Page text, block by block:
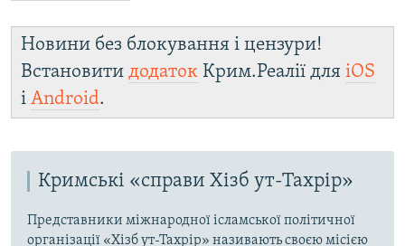
Новини без блокування і цензури!
Встановити додаток Крим.Реалії для iOS
і Android.
Кримські «справи Хізб ут-Тахрір»
Представники міжнародної ісламської політичної
організації «Хізб ут-Тахрір» називають своєю місією